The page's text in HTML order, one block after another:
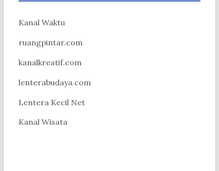
Kanal Waktu
ruangpintar.com
kanalkreatif.com
lenterabudaya.com
Lentera Kecil Net
Kanal Wisata